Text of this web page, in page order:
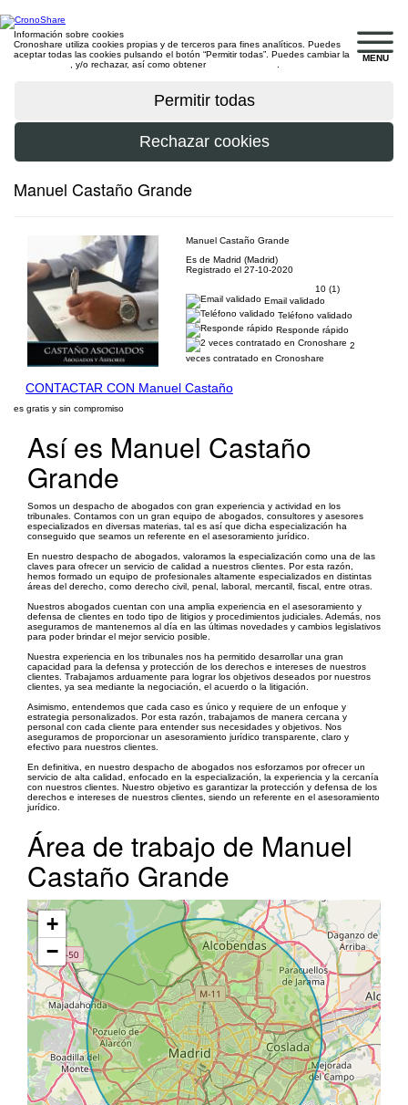
MENU
Información sobre cookies
Cronoshare utiliza cookies propias y de terceros para fines analíticos. Puedes
aceptar todas las cookies pulsando el botón “Permitir todas”. Puedes cambiar la
, y/o rechazar, así como obtener
Manuel Castaño Grande
Manuel Castaño Grande
Es de Madrid (Madrid)
Registrado el 27-10-2020
10 (1)
Email validado
Teléfono validado
Responde rápido
2
veces contratado en Cronoshare
CONTACTAR CON Manuel Castaño
es gratis y sin compromiso
Así es Manuel Castaño
Grande
Somos un despacho de abogados con gran experiencia y actividad en los
tribunales. Contamos con un gran equipo de abogados, consultores y asesores
especializados en diversas materias, tal es así que dicha especialización ha
conseguido que seamos un referente en el asesoramiento jurídico.
En nuestro despacho de abogados, valoramos la especialización como una de las
claves para ofrecer un servicio de calidad a nuestros clientes. Por esta razón,
hemos formado un equipo de profesionales altamente especializados en distintas
áreas del derecho, como derecho civil, penal, laboral, mercantil, fiscal, entre otras.
Nuestros abogados cuentan con una amplia experiencia en el asesoramiento y
defensa de clientes en todo tipo de litigios y procedimientos judiciales. Además, nos
aseguramos de mantenernos al día en las últimas novedades y cambios legislativos
para poder brindar el mejor servicio posible.
Nuestra experiencia en los tribunales nos ha permitido desarrollar una gran
capacidad para la defensa y protección de los derechos e intereses de nuestros
clientes. Trabajamos arduamente para lograr los objetivos deseados por nuestros
clientes, ya sea mediante la negociación, el acuerdo o la litigación.
Asimismo, entendemos que cada caso es único y requiere de un enfoque y
estrategia personalizados. Por esta razón, trabajamos de manera cercana y
personal con cada cliente para entender sus necesidades y objetivos. Nos
aseguramos de proporcionar un asesoramiento jurídico transparente, claro y
efectivo para nuestros clientes.
En definitiva, en nuestro despacho de abogados nos esforzamos por ofrecer un
servicio de alta calidad, enfocado en la especialización, la experiencia y la cercanía
con nuestros clientes. Nuestro objetivo es garantizar la protección y defensa de los
derechos e intereses de nuestros clientes, siendo un referente en el asesoramiento
jurídico.
Área de trabajo de Manuel
Castaño Grande
+
−